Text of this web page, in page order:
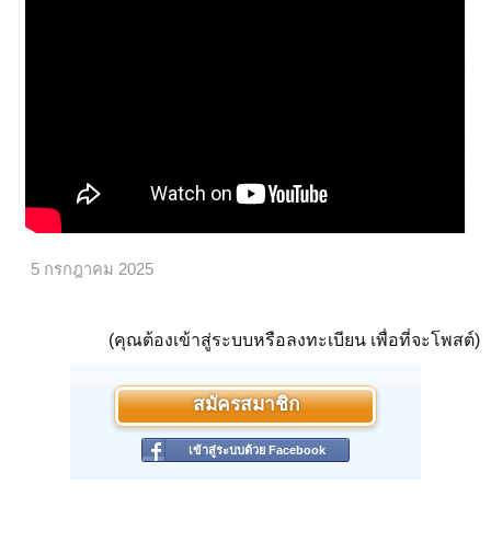
5 กรกฎาคม 2025
(คุณต้องเข้าสู่ระบบหรือลงทะเบียน เพื่อที่จะโพสต์)
สมัครสมาชิก
เข้าสู่ระบบด้วย Facebook